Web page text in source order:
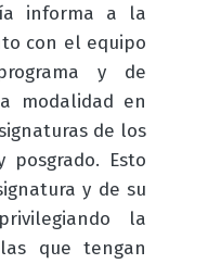
informa a la
con el equipo
y de
modalidad en
de los
posgrado. Esto
y de su
la
que tengan